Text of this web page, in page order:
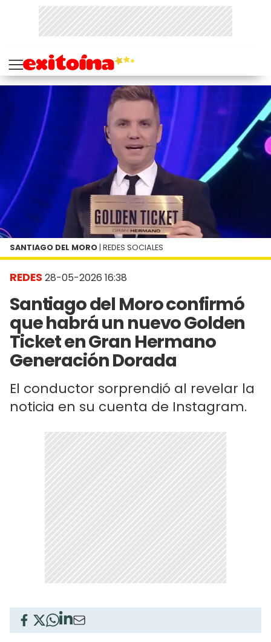
REDES 28-05-2026 16:38
Santiago del Moro confirmó
que habrá un nuevo Golden
Ticket en Gran Hermano
Generación Dorada
El conductor sorprendió al revelar la
noticia en su cuenta de Instagram.
SANTIAGO DEL MORO | REDES SOCIALES